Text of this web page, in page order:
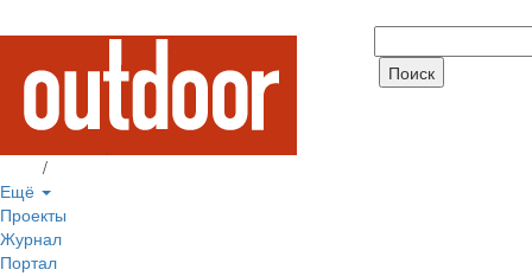
/
Ещё
Проекты
Журнал
Портал